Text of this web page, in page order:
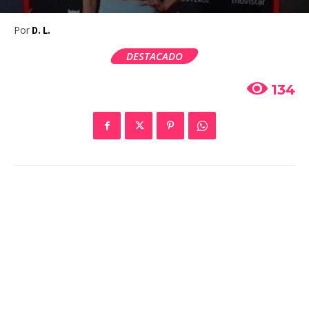
Por D. L.
DESTACADO
134